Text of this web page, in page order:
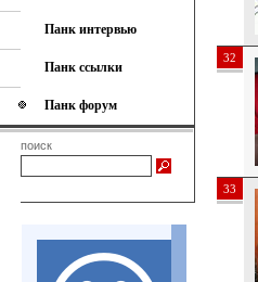
Панк интервью
Панк ссылки
Панк форум
поиск
32
33